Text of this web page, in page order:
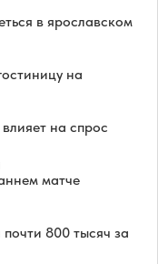
в ярославском
на
на спрос
матче
800 тысяч за